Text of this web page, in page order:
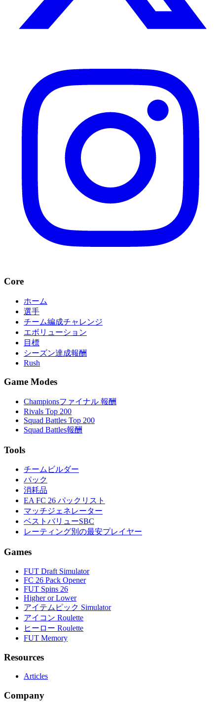
Core
ホーム
選手
チーム編成チャレンジ
エボリューション
目標
シーズン達成報酬
Rush
Game Modes
Championsファイナル 報酬
Rivals Top 200
Squad Battles Top 200
Squad Battles報酬
Tools
チームビルダー
パック
消耗品
EA FC 26 パックリスト
マッチジェネレーター
ベストバリューSBC
レーティング別の最安プレイヤー
Games
FUT Draft Simulator
FC 26 Pack Opener
FUT Spins 26
Higher or Lower
アイテムピック Simulator
アイコン Roulette
ヒーロー Roulette
FUT Memory
Resources
Articles
Company